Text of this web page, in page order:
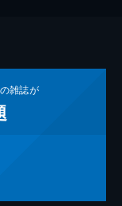
雑誌が